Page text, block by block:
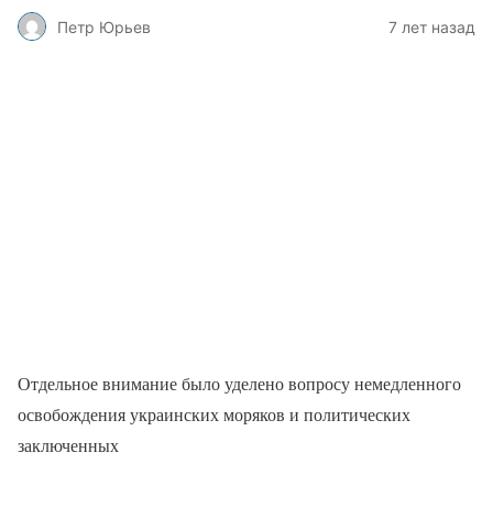
Петр Юрьев 7 лет назад
Отдельное внимание было уделено вопросу немедленного
освобождения украинских моряков и политических
заключенных